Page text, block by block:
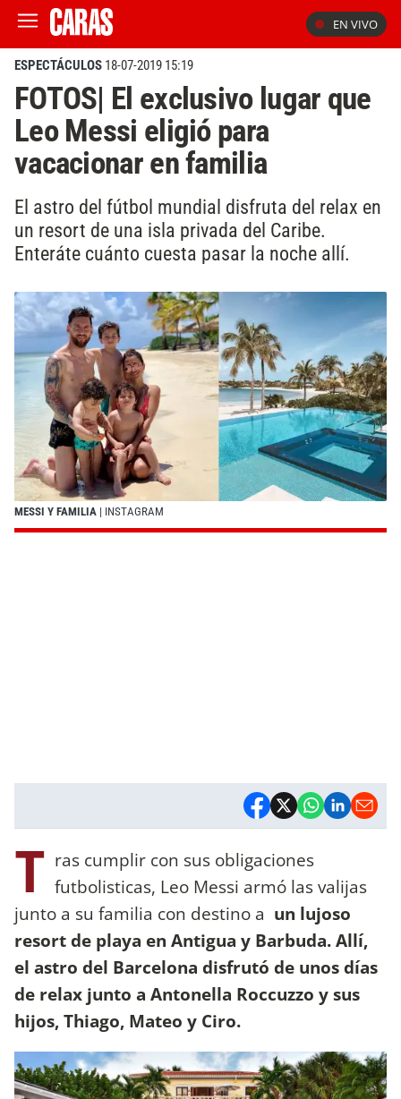
EN VIVO
ESPECTÁCULOS 18-07-2019 15:19
FOTOS| El exclusivo lugar que
Leo Messi eligió para
vacacionar en familia
El astro del fútbol mundial disfruta del relax en
un resort de una isla privada del Caribe.
Enteráte cuánto cuesta pasar la noche allí.
MESSI Y FAMILIA | INSTAGRAM
T ras cumplir con sus obligaciones
futbolisticas, Leo Messi armó las valijas
junto a su familia con destino a un lujoso
resort de playa en Antigua y Barbuda. Allí,
el astro del Barcelona disfrutó de unos días
de relax junto a Antonella Roccuzzo y sus
hijos, Thiago, Mateo y Ciro.